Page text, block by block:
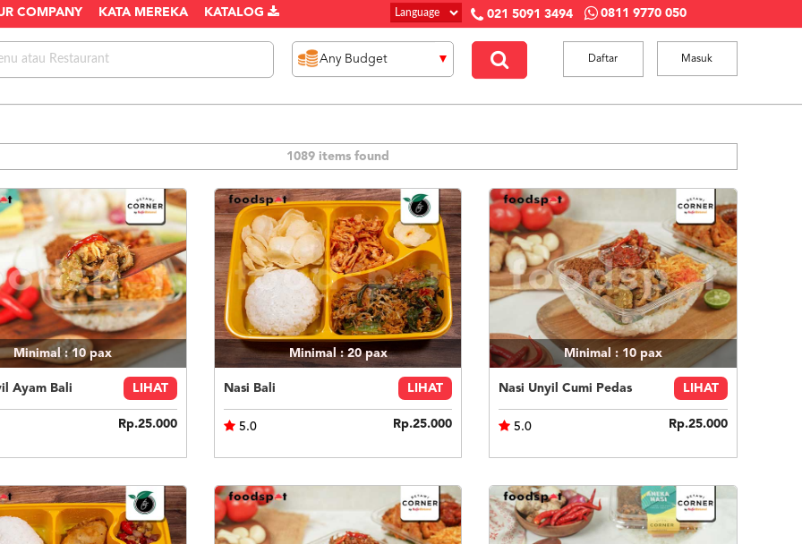
COMPANY KATA MEREKA KATALOG 021 5091 3494 0811 9770 050
Masuk
Daftar
1089 items found
Minimal : 10pax
Ayam Bali LIHAT
Rp.25.000
Minimal : 20pax
Nasi Bali LIHAT
5.0 Rp.25.000
Minimal : 10 pax
Nasi Unyil Cumi Pedas LIHAT
5.0 Rp.25.000